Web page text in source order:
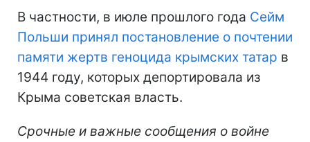
В частности, в июле прошлого года Сейм
Польши принял постановление о почтении
памяти жертв геноцида крымских татар в
1944 году, которых депортировала из
Крыма советская власть.
Срочные и важные сообщения о войне